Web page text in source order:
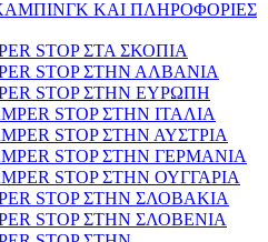
ΚΑΙ ΠΛΗΡΟΦΟΡΙΕΣ
STOP ΣΤΑ ΣΚΟΠΙΑ
STOP ΣΤΗΝ ΑΛΒΑΝΙΑ
STOP ΣΤΗΝ ΕΥΡΩΠΗ
STOP ΣΤΗΝ ΙΤΑΛΙΑ
STOP ΣΤΗΝ ΑΥΣΤΡΙΑ
STOP ΣΤΗΝ ΓΕΡΜΑΝΙΑ
STOP ΣΤΗΝ ΟΥΓΓΑΡΙΑ
STOP ΣΤΗΝ ΣΛΟΒΑΚΙΑ
STOP ΣΤΗΝ ΣΛΟΒΕΝΙΑ